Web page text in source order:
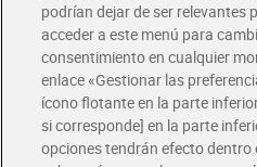
Únete al CLUB Dia
Disfruta las ventajas y ofertas
Descárgate la APP Dia
Folletos y Tiendas
Descubre las mejores ofertas y
podrían dejar de ser relevantes
acceder a este menú para
consentimiento en cualquier
enlace «Gestionar las
ícono flotante en la parte
si corresponde] en la parte
opciones tendrán efecto dentro